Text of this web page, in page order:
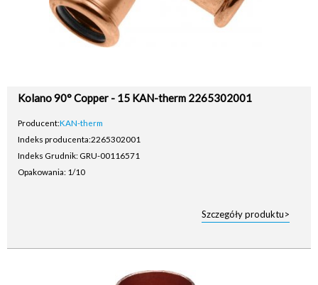
Kolano 90° Copper - 15 KAN-therm 2265302001
Producent:KAN-therm
Indeks producenta:2265302001
Indeks Grudnik: GRU-00116571
Opakowania: 1/10
Szczegóły produktu>